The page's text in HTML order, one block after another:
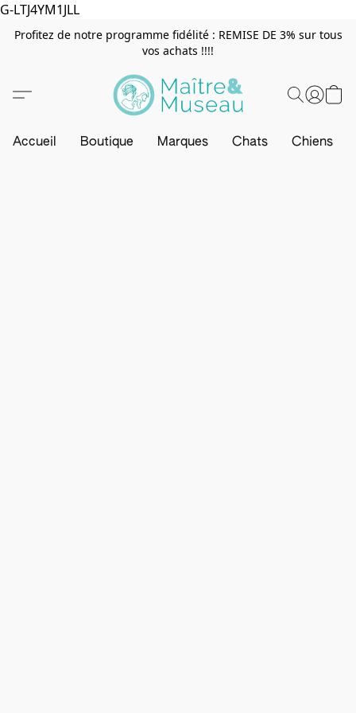
G-LTJ4YM1JLL
Profitez de notre programme fidélité : REMISE DE 3% sur tous
vos achats !!!!
Accueil Boutique Marques Chats Chiens